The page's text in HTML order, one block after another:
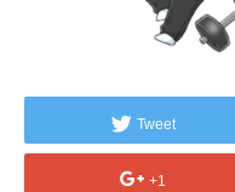
Tweet
+1